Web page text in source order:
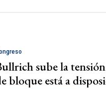
sube la
bloque está a